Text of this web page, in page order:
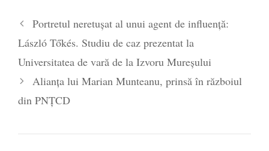
Portretul neretuşat al unui agent de influenţă:
László Tőkés. Studiu de caz prezentat la
Universitatea de vară de la Izvoru Mureşului
Alianța lui Marian Munteanu, prinsă în războiul
din PNȚCD